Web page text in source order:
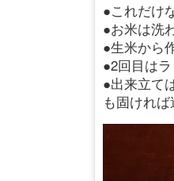
●これだけ
●お米は洗
●生米から
●2回目は
●出来立て
も固けれ